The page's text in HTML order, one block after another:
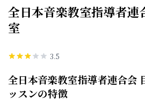
全日本音楽教室指導者連
室
3.5
全日本音楽教室指導者連合会
ッスンの特徴